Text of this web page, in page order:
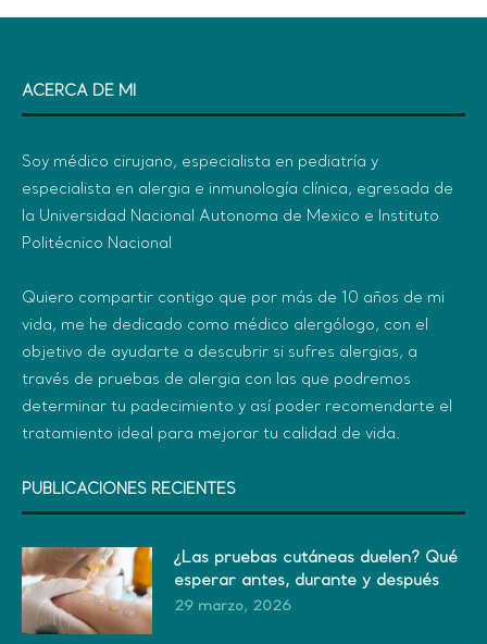
ACERCA DE MI
Soy médico cirujano, especialista en pediatría y
especialista en alergia e inmunología clínica, egresada de
la Universidad Nacional Autonoma de Mexico e Instituto
Politécnico Nacional
Quiero compartir contigo que por más de 10 años de mi
vida, me he dedicado como médico alergólogo, con el
objetivo de ayudarte a descubrir si sufres alergias, a
través de pruebas de alergia con las que podremos
determinar tu padecimiento y así poder recomendarte el
tratamiento ideal para mejorar tu calidad de vida.
PUBLICACIONES RECIENTES
¿Las pruebas cutáneas duelen? Qué
esperar antes, durante y después
29 marzo, 2026